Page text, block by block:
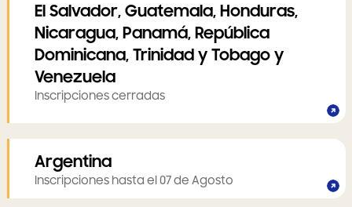
El Salvador, Guatemala, Honduras,
Nicaragua, Panamá, República
Dominicana, Trinidad y Tobago y
Venezuela
Inscripciones cerradas
Argentina
Inscripciones hasta el 07 de Agosto